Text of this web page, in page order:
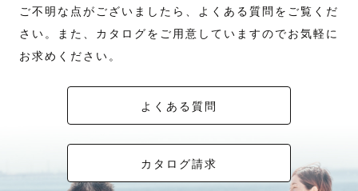
ご不明な点がございましたら、よくある質問をご覧くだ
さい。また、カタログをご用意していますのでお気軽に
お求めください。
よくある質問
カタログ請求